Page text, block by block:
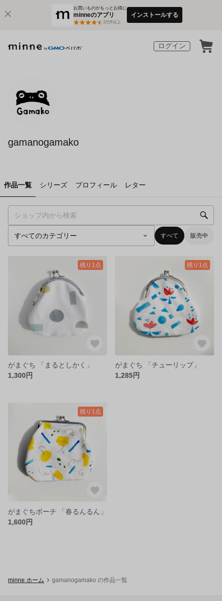
お買いものがもっとお得に
minneのアプリ
3万件以上
インストールする
ログイン
gamanogamako
作品一覧 シリーズ プロフィール レター
すべて 販売中
残り1点
がまぐち 「まるとしかく」
1,300円
残り1点
がまぐち 「チューリップ」
1,285円
残り1点
がまぐちポーチ 「春るんるん」
1,600円
minne ホーム gamanogamako の作品一覧